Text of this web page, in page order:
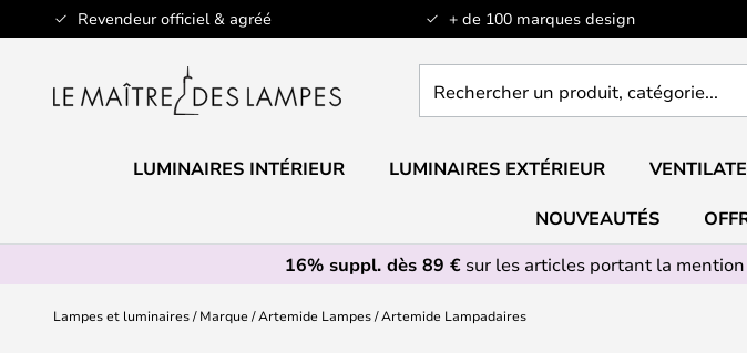
Revendeur officiel & agréé + de 100 marques design
Allez
au
un
catégorie...
LUMINAIRES INTÉRIEUR LUMINAIRES EXTÉRIEUR
NOUVEAUTÉS
16% suppl. dès 89 €sur les articles portant la mention
Lampes et luminaires Marque Artemide Lampes Artemide Lampadaires